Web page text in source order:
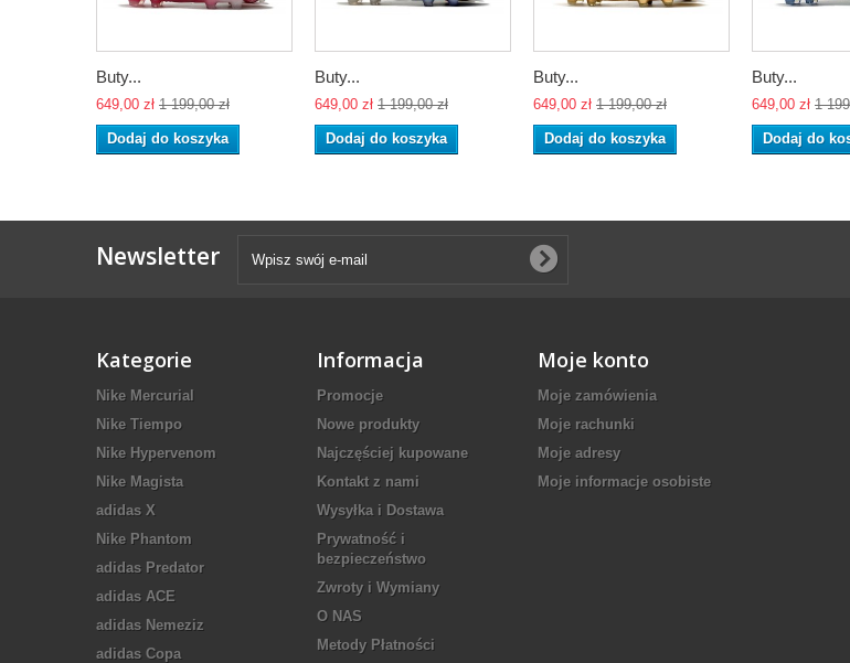
Buty...
649,00 zł 1 199,00 zł
Dodaj do koszyka
Buty...
649,00 zł 1 199,00 zł
Dodaj do koszyka
Buty...
649,00 zł 1 199,00 zł
Dodaj do koszyka
Buty...
649,00 zł 1
Dodaj do
Newsletter
Kategorie
Nike Mercurial
Nike Tiempo
Nike Hypervenom
Nike Magista
adidas X
Nike Phantom
adidas Predator
adidas ACE
adidas Nemeziz
adidas Copa
Informacja
Promocje
Nowe produkty
Najczęściej kupowane
Kontakt z nami
Wysyłka i Dostawa
Prywatność i
bezpieczeństwo
Zwroty i Wymiany
O NAS
Metody Płatności
Moje konto
Moje zamówienia
Moje rachunki
Moje adresy
Moje informacje osobiste